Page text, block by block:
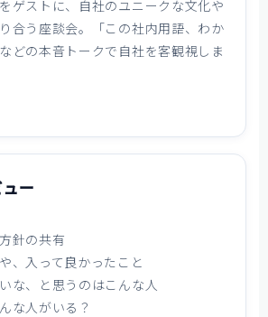
ゲストに、自社のユニークな文化や
合う座談会。「この社内用語、わか
どの本音トークで自社を客観視しま
ー
針の共有
、入って良かったこと
な、と思うのはこんな人
な人がいる？